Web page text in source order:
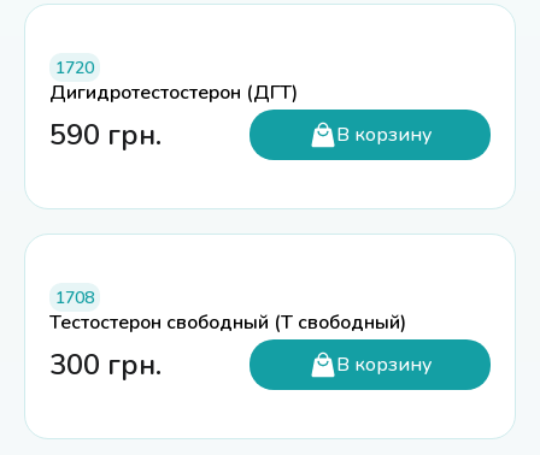
1720
Дигидротестостерон (ДГТ)
590 грн. В корзину
1708
Тестостерон свободный (Т свободный)
300 грн. В корзину